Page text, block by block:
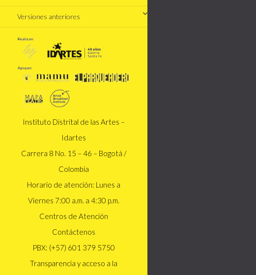
Versiones anteriores
Instituto Distrital de las Artes –
Idartes
Carrera 8 No. 15 – 46 – Bogotá /
Colombia
Horario de atención: Lunes a
Viernes 7:00 a.m. a 4:30 p.m.
Centros de Atención
Contáctenos
PBX: (+57) 601 379 5750
Transparencia y acceso a la